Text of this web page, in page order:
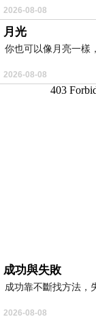
2026-08-08
月光
你也可以像月亮一樣
2026-08-08
成功與失敗
成功靠不斷找方法，
2026-08-08